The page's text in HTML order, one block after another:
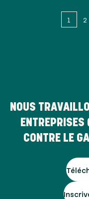
1 2
NOUS
ENTREPRISES
CONTRE LE